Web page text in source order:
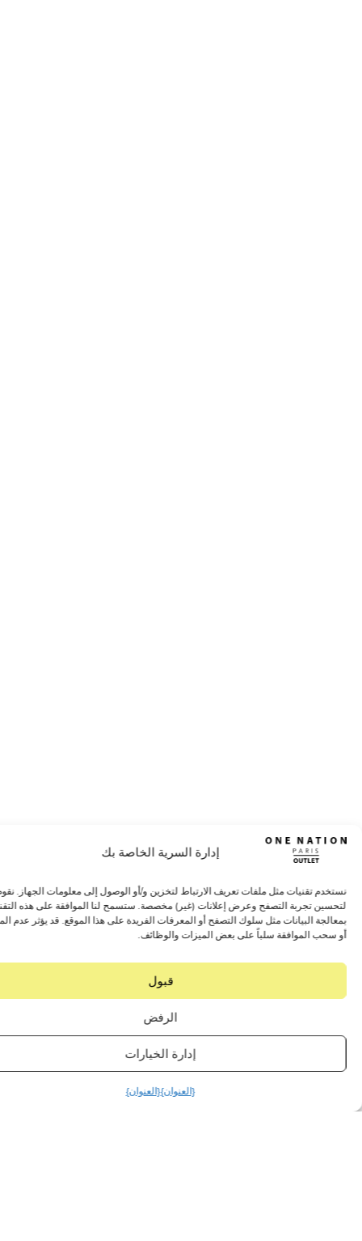
إدارة السرية الخاصة بك
تقنيات مثل ملفات تعريف الارتباط لتخزين و/أو الوصول إلى معلومات الجهاز. نقوم بذلك
تجربة التصفح وعرض إعلانات (غير) مخصصة. ستسمح لنا الموافقة على هذه التقنيات
البيانات مثل سلوك التصفح أو المعرفات الفريدة على هذا الموقع. قد يؤثر عدم الموافقة
الموافقة سلباً على بعض الميزات والوظائف.
إدارة الخيارات
{العنوان}